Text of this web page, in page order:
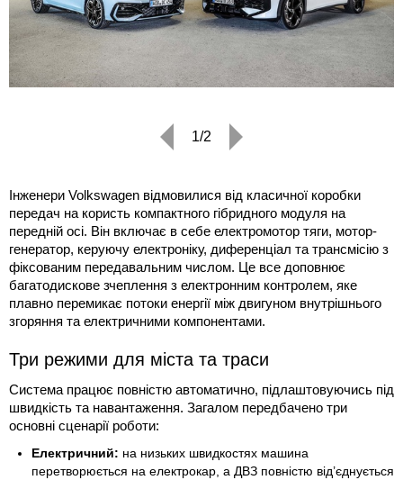
1/2
Інженери Volkswagen відмовилися від класичної коробки
передач на користь компактного гібридного модуля на
передній осі. Він включає в себе електромотор тяги, мотор-
генератор, керуючу електроніку, диференціал та трансмісію з
фіксованим передавальним числом. Це все доповнює
багатодискове зчеплення з електронним контролем, яке
плавно перемикає потоки енергії між двигуном внутрішнього
згоряння та електричними компонентами.
Три режими для міста та траси
Система працює повністю автоматично, підлаштовуючись під
швидкість та навантаження. Загалом передбачено три
основні сценарії роботи:
Електричний: на низьких швидкостях машина
перетворюється на електрокар, а ДВЗ повністю від’єднується